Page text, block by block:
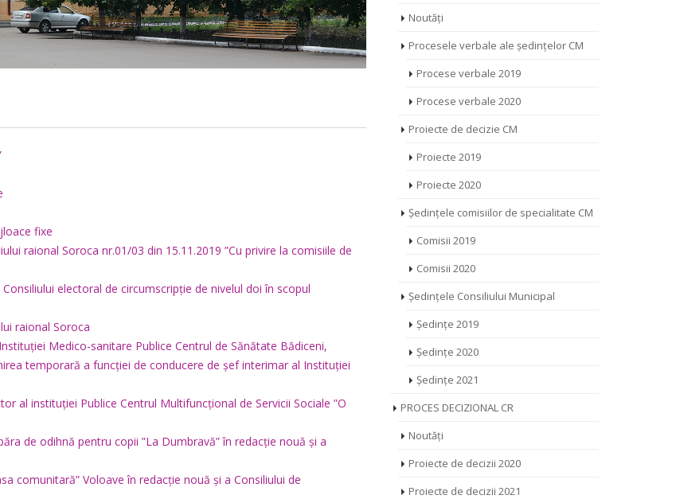
fixe
raional Soroca nr.01/03 din 15.11.2019 ”Cu privire la comisiile de
electoral de circumscripție de nivelul doi în scopul
raional Soroca
Medico-sanitare Publice Centrul de Sănătate Bădiceni,
temporară a funcției de conducere de șef interimar al Instituției
al instituției Publice Centrul Multifuncțional de Servicii Sociale ”O
de odihnă pentru copii ”La Dumbravă” în redacție nouă și a
comunitară” Voloave în redacție nouă și a Consiliului de
Noutăți
Procesele verbale ale ședințelor CM
Procese verbale 2019
Procese verbale 2020
Proiecte de decizie CM
Proiecte 2019
Proiecte 2020
Ședințele comisiilor de specialitate CM
Comisii 2019
Comisii 2020
Ședințele Consiliului Municipal
Ședințe 2019
Ședințe 2020
Ședințe 2021
PROCES DECIZIONAL CR
Noutăți
Proiecte de decizii 2020
Proiecte de decizii 2021